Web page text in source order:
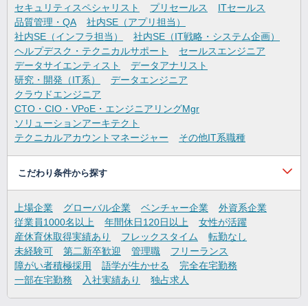
セキュリティスペシャリスト
プリセールス
ITセールス
品質管理・QA
社内SE（アプリ担当）
社内SE（インフラ担当）
社内SE（IT戦略・システム企画）
ヘルプデスク・テクニカルサポート
セールスエンジニア
データサイエンティスト
データアナリスト
研究・開発（IT系）
データエンジニア
クラウドエンジニア
CTO・CIO・VPoE・エンジニアリングMgr
ソリューションアーキテクト
テクニカルアカウントマネージャー
その他IT系職種
こだわり条件から探す
上場企業 グローバル企業 ベンチャー企業
外資系企業
従業員1000名以上
年間休日120日以上
女性が活躍
産休育休取得実績あり
フレックスタイム
転勤なし
未経験可
第二新卒歓迎 管理職
フリーランス
障がい者積極採用
語学が生かせる
完全在宅勤務
一部在宅勤務
入社実績あり 独占求人